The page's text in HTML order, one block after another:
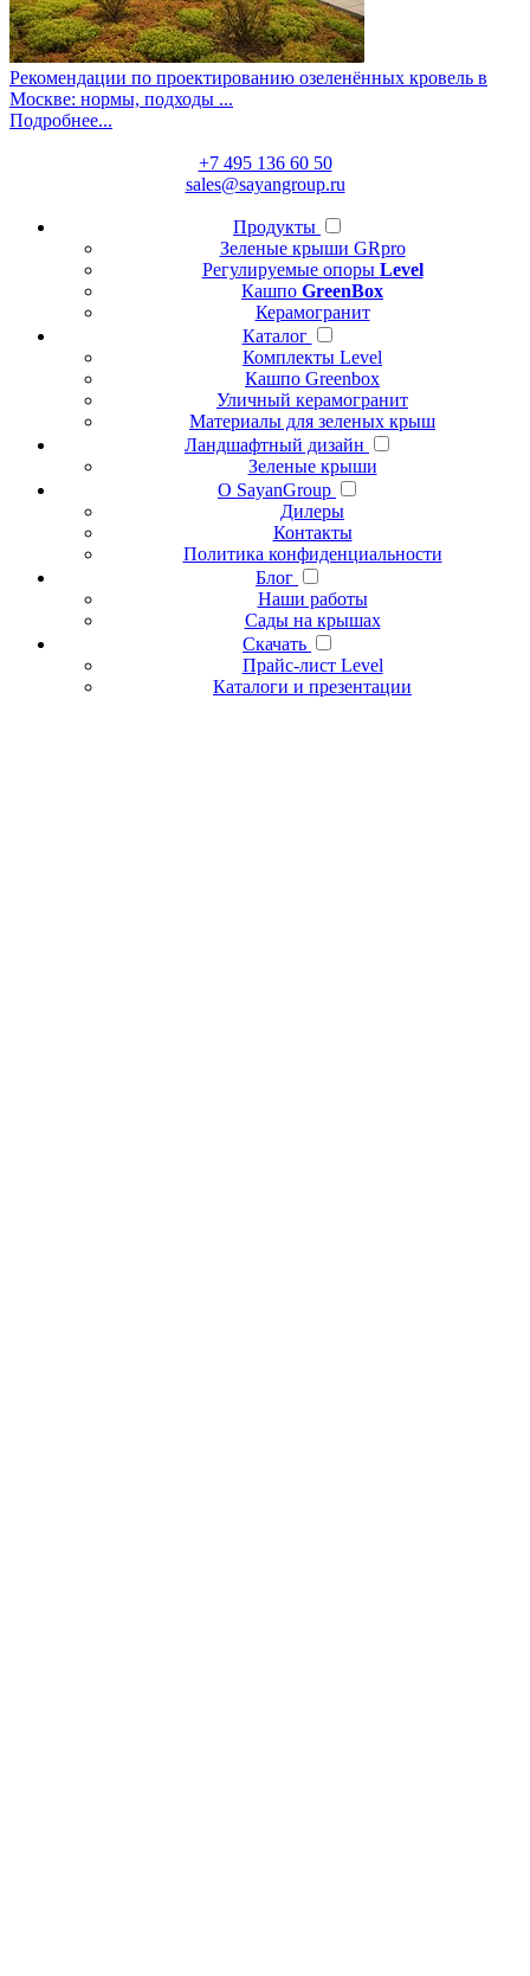
Рекомендации по проектированию озеленённых кровель в
Москве: нормы, подходы ...
Подробнее...
+7 495 136 60 50
sales@sayangroup.ru
Продукты
Зеленые крыши GRpro
Регулируемые опоры Level
Кашпо GreenBox
Керамогранит
Каталог
Комплекты Level
Кашпо Greenbox
Уличный керамогранит
Материалы для зеленых крыш
Ландшафтный дизайн
Зеленые крыши
О SayanGroup
Дилеры
Контакты
Политика конфиденциальности
Блог
Наши работы
Сады на крышах
Скачать
Прайс-лист Level
Каталоги и презентации